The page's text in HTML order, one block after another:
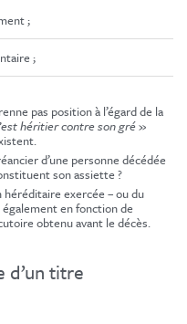
;
;
pas position à l’égard de la
héritier contre son gré»
d’une personne décédée
son assiette ?
exercée – ou du
en fonction de
obtenu avant le décès.
titre